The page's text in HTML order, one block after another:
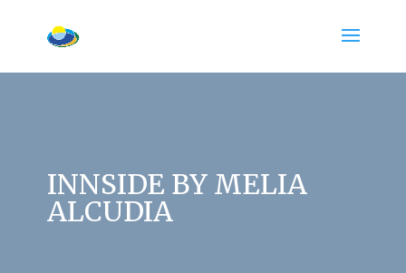
INNSIDE BY MELIA
ALCUDIA